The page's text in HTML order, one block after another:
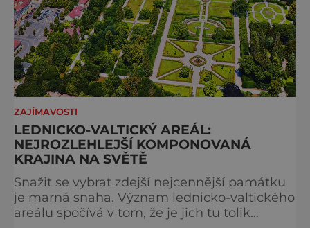
ZAJÍMAVOSTI
LEDNICKO-VALTICKÝ AREÁL:
NEJROZLEHLEJŠÍ KOMPONOVANÁ
KRAJINA NA SVĚTĚ
Snažit se vybrat zdejší nejcennější památku
je marná snaha. Význam lednicko-valtického
areálu spočívá v tom, že je jich tu tolik